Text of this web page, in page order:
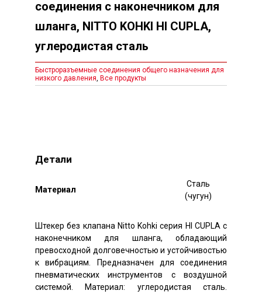
соединения с наконечником для
шланга, NITTO KOHKI HI CUPLA,
углеродистая сталь
Быстроразъемные соединения общего назначения для
низкого давления, Все продукты
Детали
Mатериал
Сталь
(чугун)
Штекер без клапана Nitto Kohki серия HI CUPLA с
наконечником для шланга, обладающий
превосходной долговечностью и устойчивостью
к вибрациям. Предназначен для соединения
пневматических инструментов с воздушной
системой. Материал: углеродистая сталь.